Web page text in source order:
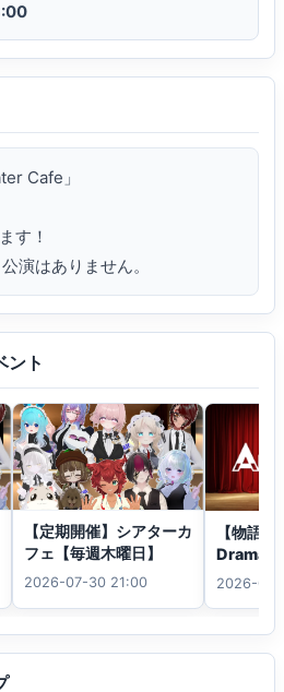
Cafe」
す！
演はありません。
ント
【定期開催】シアターカ
フェ【毎週木曜日】
2026-07-30 21:00
【物語
ー
2026-07-